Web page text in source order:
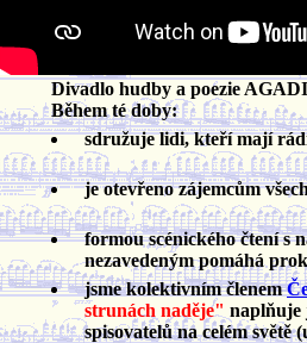
Divadlo hudby a poezie
Během té doby:
sdružuje lidi, kteří mají
je otevřeno zájemcům
formou scénického čtení s
nezavedeným pomáhá
jsme kolektivním členem
strunách naděje" naplňuje
spisovatelů na celém světě